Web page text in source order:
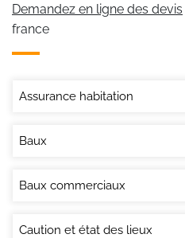
Demandez en ligne des devis
france
Assurance habitation
Baux
Baux commerciaux
Caution et état des lieux